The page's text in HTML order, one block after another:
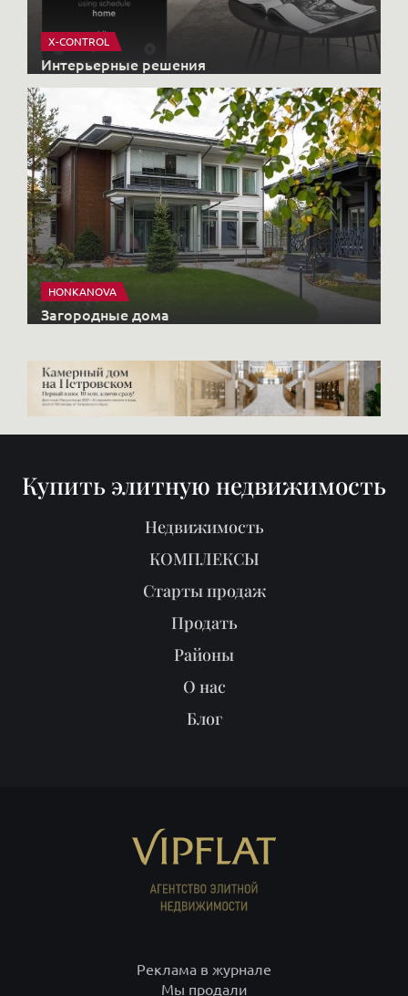
X-CONTROL
Интерьерные решения
HONKANOVA
Загородные дома
Купить элитную недвижимость
Недвижимость
КОМПЛЕКСЫ
Старты продаж
Продать
Районы
О нас
Блог
Реклама в журнале
Мы продали